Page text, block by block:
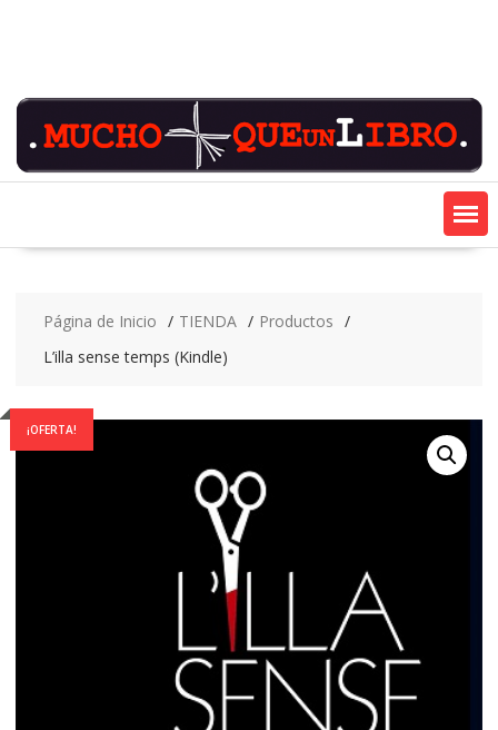
Página de Inicio TIENDA
Productos
L’illa sense temps (Kindle)
¡OFERTA!